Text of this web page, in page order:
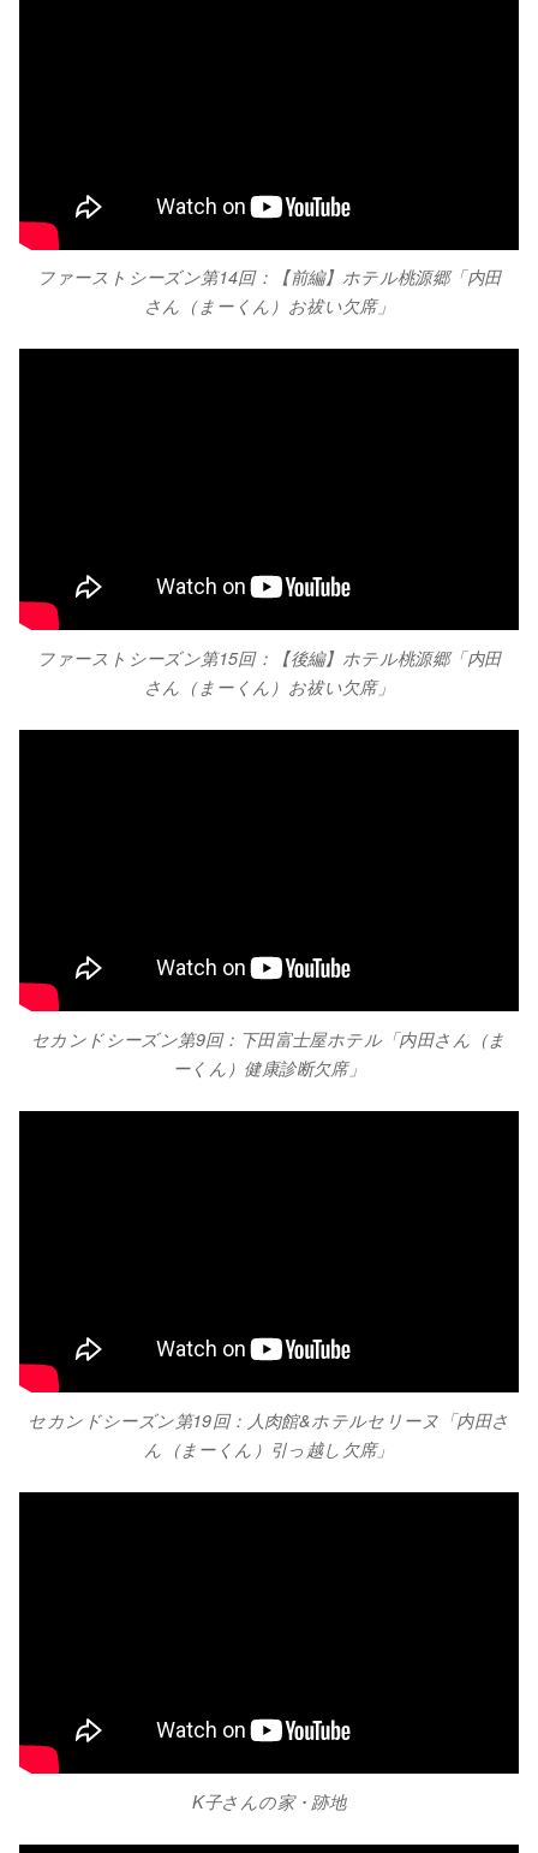
ファーストシーズン第14回：【前編】ホテル桃源郷「内田
さん（まーくん）お祓い欠席」
ファーストシーズン第15回：【後編】ホテル桃源郷「内田
さん（まーくん）お祓い欠席」
セカンドシーズン第9回：下田富士屋ホテル「内田さん（ま
ーくん）健康診断欠席」
セカンドシーズン第19回：人肉館&ホテルセリーヌ「内田さ
ん（まーくん）引っ越し欠席」
K子さんの家・跡地